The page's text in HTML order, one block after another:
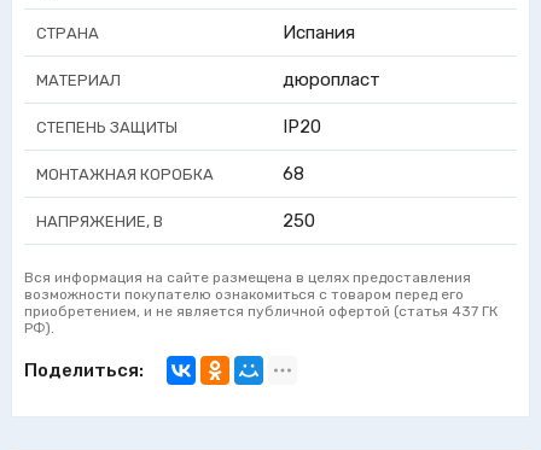
СТРАНА Испания
МАТЕРИАЛ дюропласт
СТЕПЕНЬ ЗАЩИТЫ IP20
МОНТАЖНАЯ КОРОБКА 68
НАПРЯЖЕНИЕ, В 250
Вся информация на сайте размещена в целях предоставления
возможности покупателю ознакомиться с товаром перед его
приобретением, и не является публичной офертой (статья 437 ГК
РФ).
Поделиться: